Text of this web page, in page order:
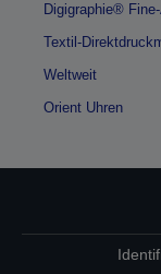
Digigraphie®
Textil-
Weltweit
Orient Uhren